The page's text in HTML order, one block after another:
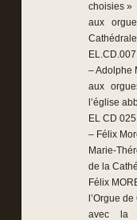
choisies »
aux
– Adolphe
aux
l’église
EL CD
– Félix
Marie-
de la
Félix
l’Orgue
avec la